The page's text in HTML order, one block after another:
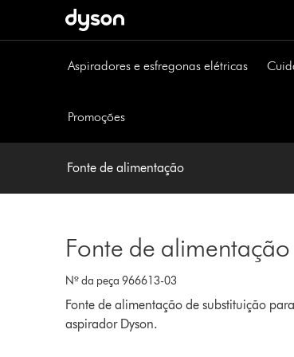
Aspiradores e esfregonas elétricas
Promoções
Fonte de alimentação
Fonte de alimentação
Nº da peça 966613-03
Fonte de alimentação de substituição
aspirador Dyson.